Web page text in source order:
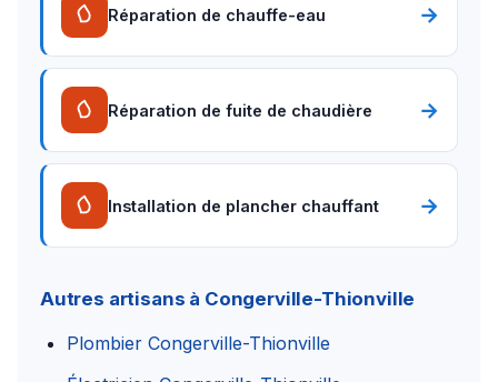
Réparation de chauffe-eau →
Réparation de fuite de chaudière →
Installation de plancher chauffant →
Autres artisans à Congerville-Thionville
Plombier Congerville-Thionville